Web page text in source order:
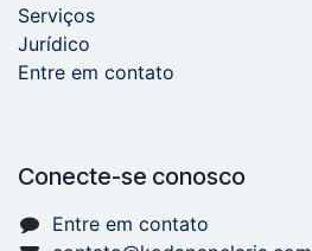
Serviços
Jurídico
Entre em contato
Conecte-se conosco
Entre em contato